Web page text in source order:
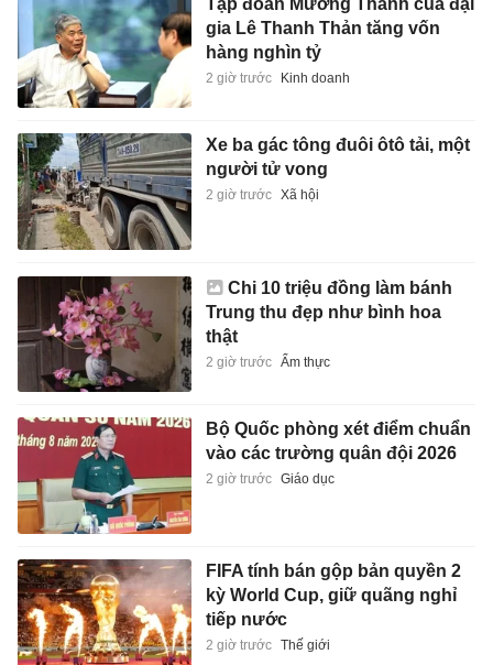
gia Lê Thanh Thản tăng vốn
hàng nghìn tỷ
2 giờ trước Kinh doanh
Xe ba gác tông đuôi ôtô tải, một
người tử vong
2 giờ trước Xã hội
Chi 10 triệu đồng làm bánh
Trung thu đẹp như bình hoa
thật
2 giờ trước Ẩm thực
Bộ Quốc phòng xét điểm chuẩn
vào các trường quân đội 2026
2 giờ trước Giáo dục
FIFA tính bán gộp bản quyền 2
kỳ World Cup, giữ quãng nghỉ
tiếp nước
2 giờ trước Thế giới